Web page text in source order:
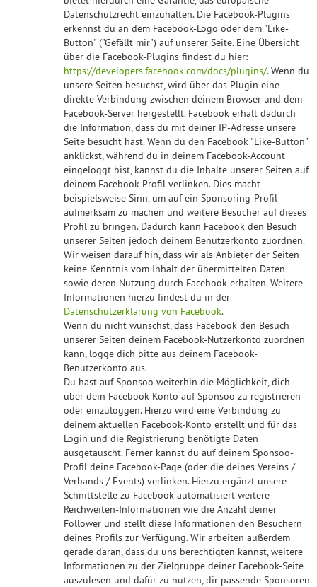
Datenschutzrecht einzuhalten. Die Facebook-Plugins
erkennst du an dem Facebook-Logo oder dem "Like-
Button" ("Gefällt mir") auf unserer Seite. Eine Übersicht
über die Facebook-Plugins findest du hier:
https://developers.facebook.com/docs/plugins/. Wenn du
unsere Seiten besuchst, wird über das Plugin eine
direkte Verbindung zwischen deinem Browser und dem
Facebook-Server hergestellt. Facebook erhält dadurch
die Information, dass du mit deiner IP-Adresse unsere
Seite besucht hast. Wenn du den Facebook "Like-Button"
anklickst, während du in deinem Facebook-Account
eingeloggt bist, kannst du die Inhalte unserer Seiten auf
deinem Facebook-Profil verlinken. Dies macht
beispielsweise Sinn, um auf ein Sponsoring-Profil
aufmerksam zu machen und weitere Besucher auf dieses
Profil zu bringen. Dadurch kann Facebook den Besuch
unserer Seiten jedoch deinem Benutzerkonto zuordnen.
Wir weisen darauf hin, dass wir als Anbieter der Seiten
keine Kenntnis vom Inhalt der übermittelten Daten
sowie deren Nutzung durch Facebook erhalten. Weitere
Informationen hierzu findest du in der
Datenschutzerklärung von Facebook.
Wenn du nicht wünschst, dass Facebook den Besuch
unserer Seiten deinem Facebook-Nutzerkonto zuordnen
kann, logge dich bitte aus deinem Facebook-
Benutzerkonto aus.
Du hast auf Sponsoo weiterhin die Möglichkeit, dich
über dein Facebook-Konto auf Sponsoo zu registrieren
oder einzuloggen. Hierzu wird eine Verbindung zu
deinem aktuellen Facebook-Konto erstellt und für das
Login und die Registrierung benötigte Daten
ausgetauscht. Ferner kannst du auf deinem Sponsoo-
Profil deine Facebook-Page (oder die deines Vereins /
Verbands / Events) verlinken. Hierzu ergänzt unsere
Schnittstelle zu Facebook automatisiert weitere
Reichweiten-Informationen wie die Anzahl deiner
Follower und stellt diese Informationen den Besuchern
deines Profils zur Verfügung. Wir arbeiten außerdem
gerade daran, dass du uns berechtigten kannst, weitere
Informationen zu der Zielgruppe deiner Facebook-Seite
auszulesen und dafür zu nutzen, dir passende Sponsoren